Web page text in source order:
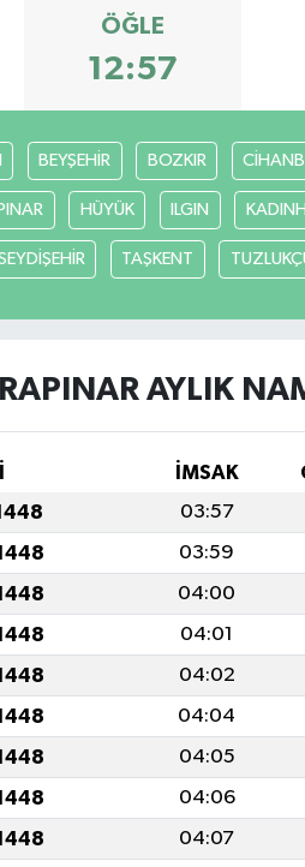
ÖĞLE
12:57
BEYŞEHİR BOZKIR
HÜYÜK ILGIN
TAŞKENT
AYLIK
İMSAK
03:57
03:59
04:00
04:01
04:02
04:04
04:05
04:06
04:07